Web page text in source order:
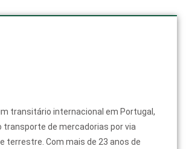
transitário internacional em Portugal,
transporte de mercadorias por via
terrestre. Com mais de 23 anos de